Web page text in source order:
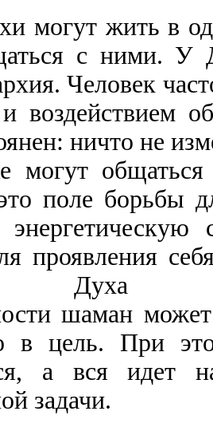
могут жить в
с ними. У
Человек
воздействием
ничто не
могут
поле борьбы
проявления
Духа
шаман
в цель. При
а вся идет
задачи.